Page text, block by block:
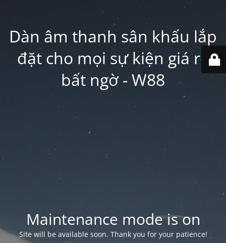
Dàn âm thanh sân khấu lắp
đặt cho mọi sự kiện giá rẻ
bất ngờ - W88
Maintenance mode is on
Site will be available soon. Thank you for your patience!